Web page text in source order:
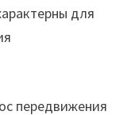
для
передвижения